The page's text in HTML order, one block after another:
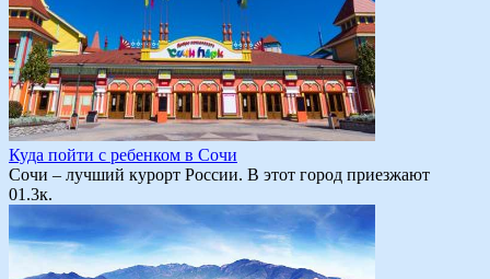
Куда пойти с ребенком в Сочи
Сочи – лучший курорт России. В этот город приезжают
01.3к.